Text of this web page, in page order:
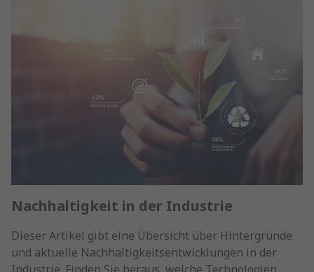
Nachhaltigkeit in der Industrie
Dieser Artikel gibt eine Übersicht über Hintergründe
und aktuelle Nachhaltigkeitsentwicklungen in der